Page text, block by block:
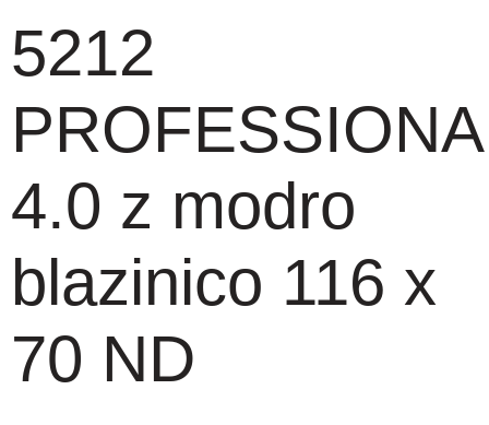
5212
4.0 z modro
blazinico 116 x
70 ND